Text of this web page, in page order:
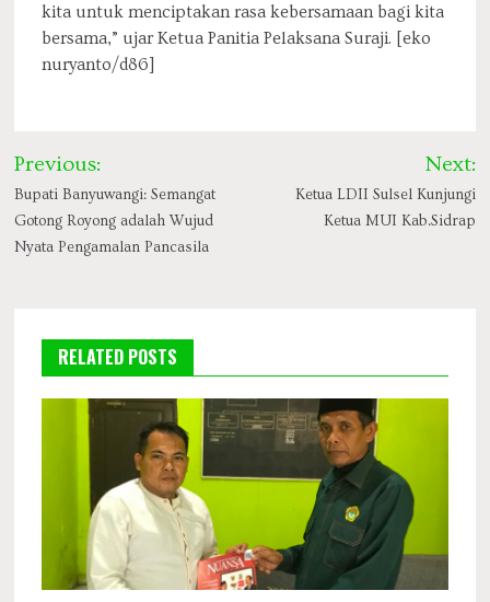
kita untuk menciptakan rasa kebersamaan bagi kita
bersama,” ujar Ketua Panitia Pelaksana Suraji. [eko
nuryanto/d86]
Post
navigation
Previous:
Bupati Banyuwangi: Semangat
Gotong Royong adalah Wujud
Nyata Pengamalan Pancasila
Next:
Ketua LDII Sulsel Kunjungi
Ketua MUI Kab.Sidrap
RELATED POSTS